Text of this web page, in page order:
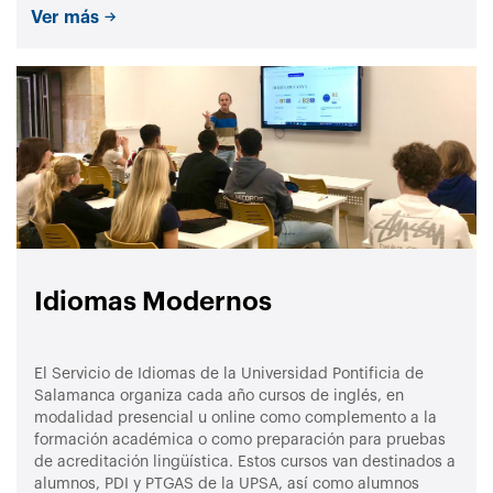
Ver más
Idiomas Modernos
El Servicio de Idiomas de la Universidad Pontificia de
Salamanca organiza cada año cursos de inglés, en
modalidad presencial u online como complemento a la
formación académica o como preparación para pruebas
de acreditación lingüística. Estos cursos van destinados a
alumnos, PDI y PTGAS de la UPSA, así como alumnos